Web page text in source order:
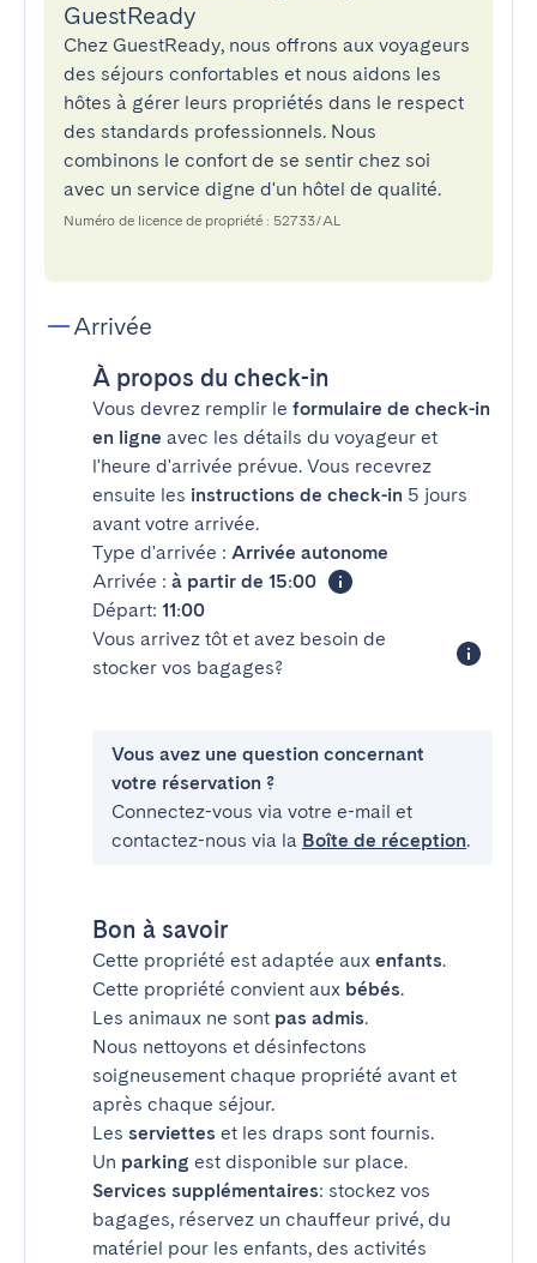
GuestReady
Chez GuestReady, nous offrons aux voyageurs
des séjours confortables et nous aidons les
hôtes à gérer leurs propriétés dans le respect
des standards professionnels. Nous
combinons le confort de se sentir chez soi
avec un service digne d'un hôtel de qualité.
Numéro de licence de propriété : 52733/AL
Arrivée
À propos du check-in
Vous devrez remplir le formulaire de check-in
en ligne avec les détails du voyageur et
l'heure d'arrivée prévue. Vous recevrez
ensuite les instructions de check-in 5 jours
avant votre arrivée.
Type d'arrivée : Arrivée autonome
Arrivée : à partir de 15:00
Départ: 11:00
Vous arrivez tôt et avez besoin de
stocker vos bagages?
Vous avez une question concernant
votre réservation ?
Connectez-vous via votre e-mail et
contactez-nous via la Boîte de réception.
Bon à savoir
Cette propriété est adaptée aux enfants.
Cette propriété convient aux bébés.
Les animaux ne sont pas admis.
Nous nettoyons et désinfectons
soigneusement chaque propriété avant et
après chaque séjour.
Les serviettes et les draps sont fournis.
Un parking est disponible sur place.
Services supplémentaires: stockez vos
bagages, réservez un chauffeur privé, du
matériel pour les enfants, des activités